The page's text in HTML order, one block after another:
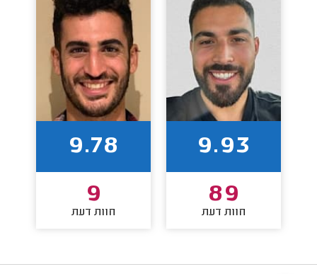
9.93
89
חוות דעת
9.78
9
חוות דעת